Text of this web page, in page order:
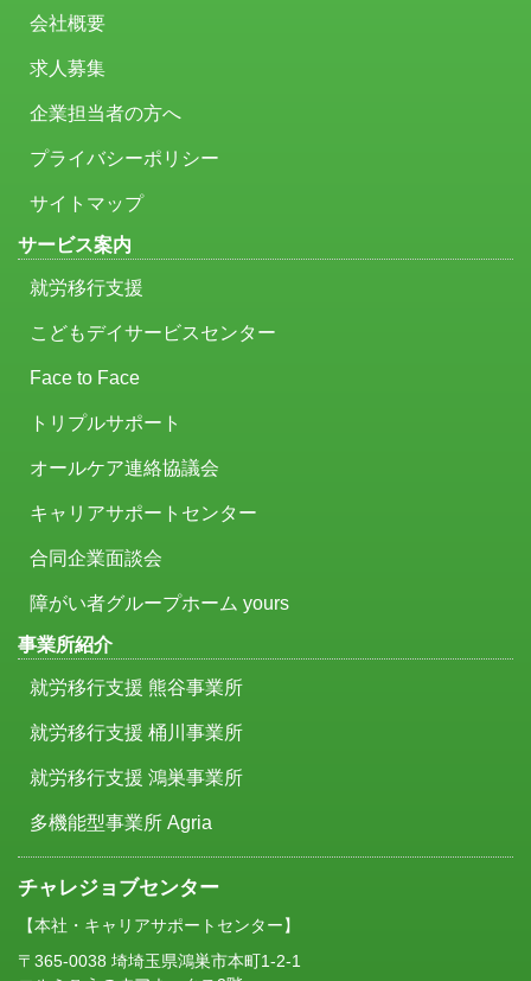
会社概要
求人募集
企業担当者の方へ
プライバシーポリシー
サイトマップ
サービス案内
就労移行支援
こどもデイサービスセンター
Face to Face
トリプルサポート
オールケア連絡協議会
キャリアサポートセンター
合同企業面談会
障がい者グループホーム yours
事業所紹介
就労移行支援 熊谷事業所
就労移行支援 桶川事業所
就労移行支援 鴻巣事業所
多機能型事業所 Agria
チャレジョブセンター
【本社・キャリアサポートセンター】
〒365-0038 埼埼玉県鴻巣市本町1-2-1